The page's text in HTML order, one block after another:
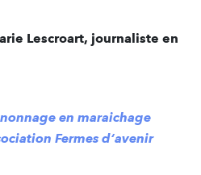
Lescroart, journaliste en
en maraichage
Fermes d‘avenir